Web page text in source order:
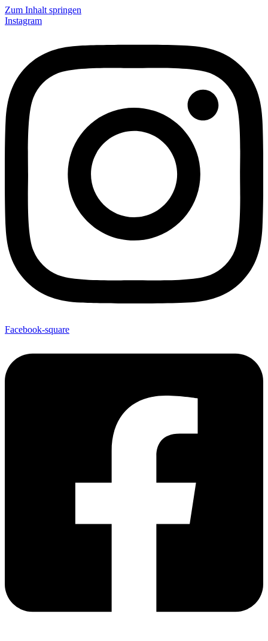
Zum Inhalt springen
Instagram
Facebook-square